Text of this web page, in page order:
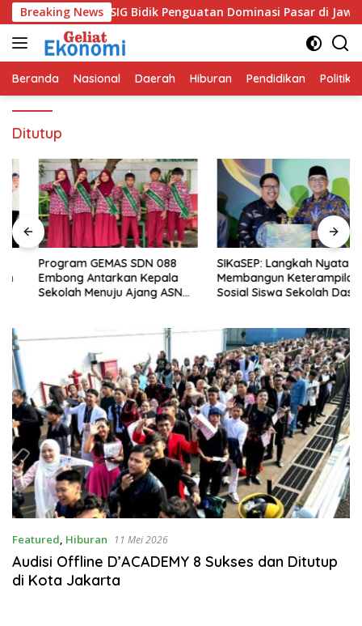
Langsung
ke
konten
Breaking News
dan SIG Bidik Penguatan Dominasi Pasar di Jawa
Beranda Nasional Daerah Hiburan Pendidikan Politik
Ditutup
Program GEMAS SDN 088
Embong Antarkan Kepala
Sekolah Menuju Ajang ASN
SIKaSEP: Langkah Nyata
Membangun Keterampilan
Sosial Siswa Sekolah Dasar
Featured, Hiburan 11 Mei 2026
Audisi Offline D’ACADEMY 8 Sukses dan Ditutup
di Kota Jakarta